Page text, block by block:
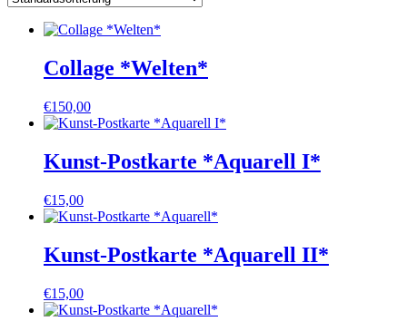
Collage *Welten*
€150,00
Kunst-Postkarte *Aquarell I*
€15,00
Kunst-Postkarte *Aquarell II*
€15,00